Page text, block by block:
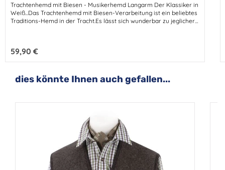
Trachtenhemd mit Biesen - Musikerhemd Langarm Der Klassiker in
Weiß...Das Trachtenhemd mit Biesen-Verarbeitung ist ein beliebtes
Traditions-Hemd in der Tracht.Es lässt sich wunderbar zu jeglicher
bietet einen angenehmen Tragekomfort.
Regulärer Preis:
59,90 €
Produktgalerie überspringen
dies könnte Ihnen auch gefallen...